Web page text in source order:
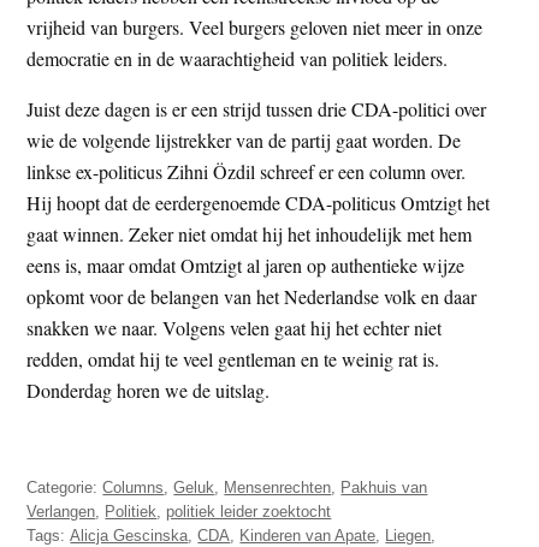
vrijheid van burgers. Veel burgers geloven niet meer in onze
democratie en in de waarachtigheid van politiek leiders.
Juist deze dagen is er een strijd tussen drie CDA-politici over
wie de volgende lijstrekker van de partij gaat worden. De
linkse ex-politicus Zihni Özdil schreef er een column over.
Hij hoopt dat de eerdergenoemde CDA-politicus Omtzigt het
gaat winnen. Zeker niet omdat hij het inhoudelijk met hem
eens is, maar omdat Omtzigt al jaren op authentieke wijze
opkomt voor de belangen van het Nederlandse volk en daar
snakken we naar. Volgens velen gaat hij het echter niet
redden, omdat hij te veel gentleman en te weinig rat is.
Donderdag horen we de uitslag.
Categorie:Columns ,Geluk Mensenrechten Pakhuis van
Verlangen Politiek
politiek leider zoektocht
Tags:Alicja Gescinska ,CDA Kinderen van Apate Liegen